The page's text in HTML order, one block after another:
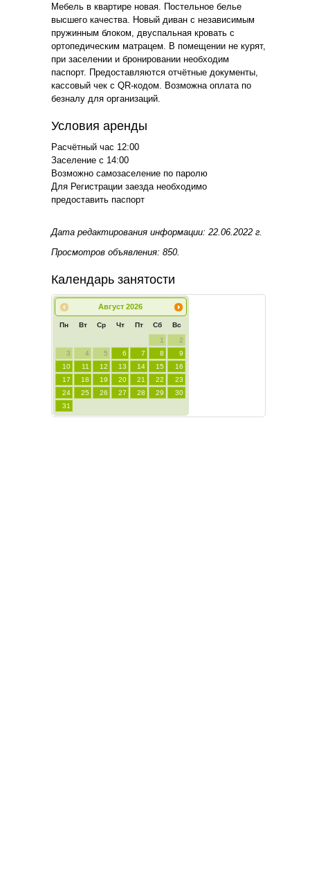
Мебель в квартире новая. Постельное белье
высшего качества. Новый диван с независимым
пружинным блоком, двуспальная кровать с
ортопедическим матрацем. В помещении не курят,
при заселении и бронировании необходим
паспорт. Предоставляются отчётные документы,
кассовый чек с QR-кодом. Возможна оплата по
безналу для организаций.
Условия аренды
Расчётный час 12:00
Заселение с 14:00
Возможно самозаселение по паролю
Для Регистрации заезда необходимо
предоставить паспорт
Дата редактирования информации: 22.06.2022 г.
Просмотров объявления: 850.
Календарь занятости
Август 2026
Пн Вт Ср Чт Пт Сб Вс
1
2
3
4 5 6 7 8
9
10
11 12 13 14 15
16
17
18 19 20 21 22
23
24
25 26 27 28 29
30
31